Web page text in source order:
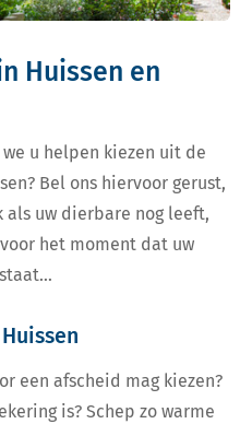
Huissen en
u helpen kiezen uit de
Bel ons hiervoor gerust,
als uw dierbare nog leeft,
het moment dat uw
een afscheid mag kiezen?
is? Schep zo warme